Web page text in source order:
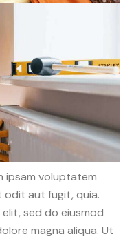
ipsam voluptatem
aut fugit, quia.
sed do eiusmod
magna aliqua. Ut